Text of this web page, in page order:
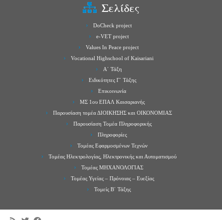
Σελίδες
DoCheck project
e-VET project
Values In Peace project
Vocational Highschool of Kaisariani
Α΄ Τάξη
Ειδικότητες Γ΄ Τάξης
Επικοινωνία
ΜΣ 1ου ΕΠΑΛ Καισαριανής
Παρουσίαση τομέα ΔΙΟΙΚΗΣΗΣ και ΟΙΚΟΝΟΜΙΑΣ
Παρουσίαση Τομέα Πληροφορικής
Πληροφορίες
Τομέας Εφαρμοσμένων Τεχνών
Τομέας Ηλεκτρολογίας, Ηλεκτρονικής και Αυτοματισμού
Τομέας ΜΗΧΑΝΟΛΟΓΙΑΣ
Τομέας Υγείας – Πρόνοιας – Ευεξίας
Τομείς Β΄ Τάξης